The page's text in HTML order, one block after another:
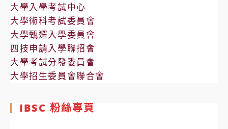
大學入學考試中心
大學術科考試委員會
大學甄選入學委員會
四技申請入學聯招會
大學考試分發委員會
大學招生委員會聯合會
IBSC 粉絲專頁